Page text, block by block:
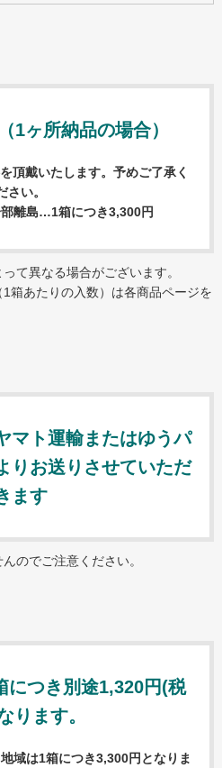
りプリント
ソフトタオル（タオル・のし
ド
ル
いて
て
1ヶ所納品の場合）
頂戴いたします。予めご了承く
さい。
離島…1箱につき3,300円
て異なる場合がございます。
箱あたりの入数）は各商品ページを
マト運輸またはゆうパ
りお送りさせていただ
ます
のでご注意ください。
につき別途1,320円(税
ります。
域は1箱につき3,300円となりま